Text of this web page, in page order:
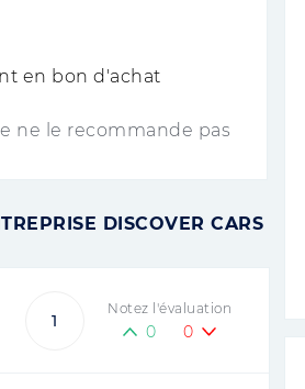
en bon d'achat
ne le recommande pas
DISCOVER CARS
1
Notez l'évaluation
0 0